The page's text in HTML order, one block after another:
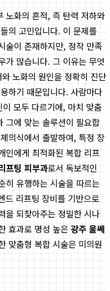
노화의 흔적, 즉 탄력 저하와
의 고민입니다. 이 문제를
술이 존재하지만, 정작 만족
가 많습니다. 그 이유는 무엇
노화의 원인을 정확히 진단
하기 때문입니다. 사람마다
모두 다르기에, 마치 맞춤
그에 맞는 솔루션이 필요합
의식에서 출발하여, 특정 장
인에게 최적화된 복합 리프
프팅 피부과로서 독보적인
히 유행하는 시술을 따르는
드 리프팅 장비를 기반으로
을 되찾아주는 정밀한 시나
효과로 명성 높은 광주 울쎄
맞춤형 복합 시술은 미의원